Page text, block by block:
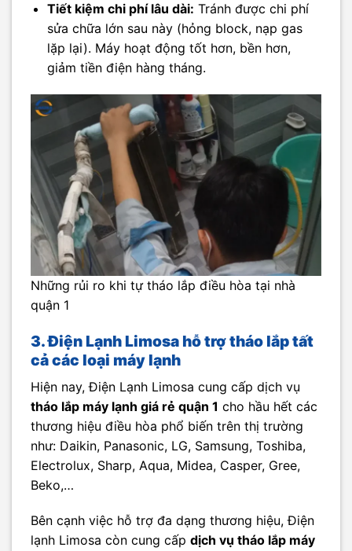
Tiết kiệm chi phí lâu dài: Tránh được chi phí
sửa chữa lớn sau này (hỏng block, nạp gas
lặp lại). Máy hoạt động tốt hơn, bền hơn,
giảm tiền điện hàng tháng.
Những rủi ro khi tự tháo lắp điều hòa tại nhà
quận 1
3. Điện Lạnh Limosa hỗ trợ tháo lắp tất
cả các loại máy lạnh
Hiện nay, Điện Lạnh Limosa cung cấp dịch vụ
tháo lắp máy lạnh giá rẻ quận 1 cho hầu hết các
thương hiệu điều hòa phổ biến trên thị trường
như: Daikin, Panasonic, LG, Samsung, Toshiba,
Electrolux, Sharp, Aqua, Midea, Casper, Gree,
Beko,…
Bên cạnh việc hỗ trợ đa dạng thương hiệu, Điện
lạnh Limosa còn cung cấp dịch vụ tháo lắp máy